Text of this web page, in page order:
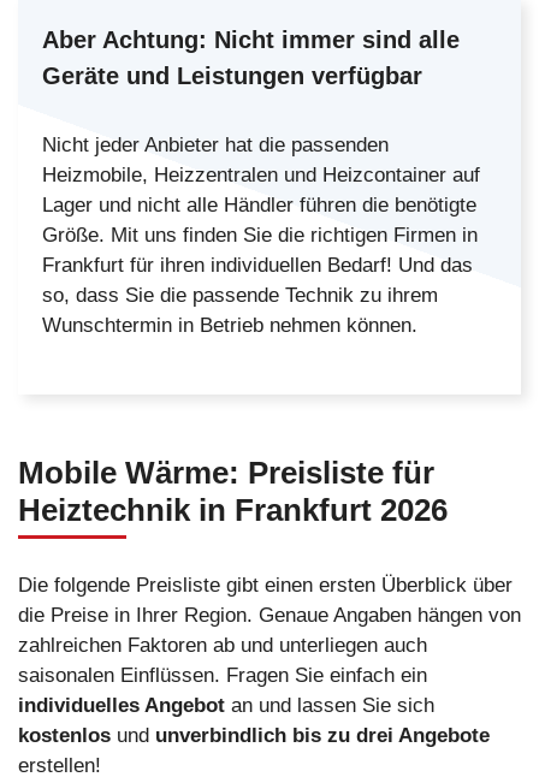
Aber Achtung: Nicht immer sind alle
Geräte und Leistungen verfügbar
Nicht jeder Anbieter hat die passenden
Heizmobile, Heizzentralen und Heizcontainer auf
Lager und nicht alle Händler führen die benötigte
Größe. Mit uns finden Sie die richtigen Firmen in
Frankfurt für ihren individuellen Bedarf! Und das
so, dass Sie die passende Technik zu ihrem
Wunschtermin in Betrieb nehmen können.
Mobile Wärme: Preisliste für
Heiztechnik in Frankfurt 2026
Die folgende Preisliste gibt einen ersten Überblick über
die Preise in Ihrer Region. Genaue Angaben hängen von
zahlreichen Faktoren ab und unterliegen auch
saisonalen Einflüssen. Fragen Sie einfach ein
individuelles Angebot an und lassen Sie sich
kostenlos und unverbindlich bis zu drei Angebote
erstellen!